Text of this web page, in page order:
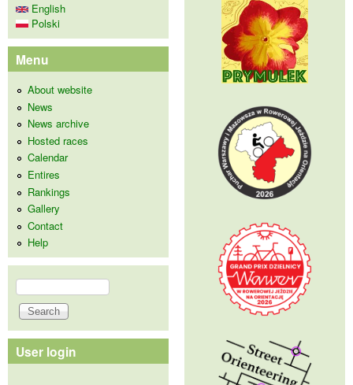
English
Polski
Menu
About website
News
News archive
Hosted races
Calendar
Entires
Rankings
Gallery
Contact
Help
Search form
Search
User login